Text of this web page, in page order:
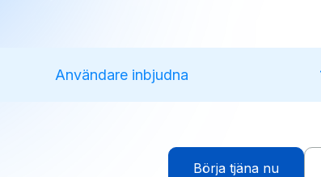
Användare inbjudna
Börja tjäna nu